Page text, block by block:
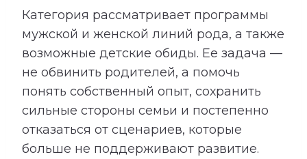
Категория рассматривает программы
мужской и женской линий рода, а также
возможные детские обиды. Ее задача —
не обвинить родителей, а помочь
понять собственный опыт, сохранить
сильные стороны семьи и постепенно
отказаться от сценариев, которые
больше не поддерживают развитие.